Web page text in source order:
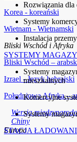
Korea - koreański
Wietnam - Wietnamski
Bliski Wschód i Afryka
Bliski Wschód –
Izrael - Język hebrajski
Południowa Afryka –
Wersja
Chiny
Europa
Rozwiązania dla
Systemy
Instalacja
SYSTEMY
Systemy
mieszkalnych
Komercyjne
Systemy
STACJA